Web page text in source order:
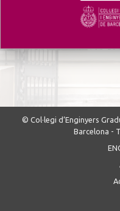
© Col·legi d’Enginyers
Barcelona -